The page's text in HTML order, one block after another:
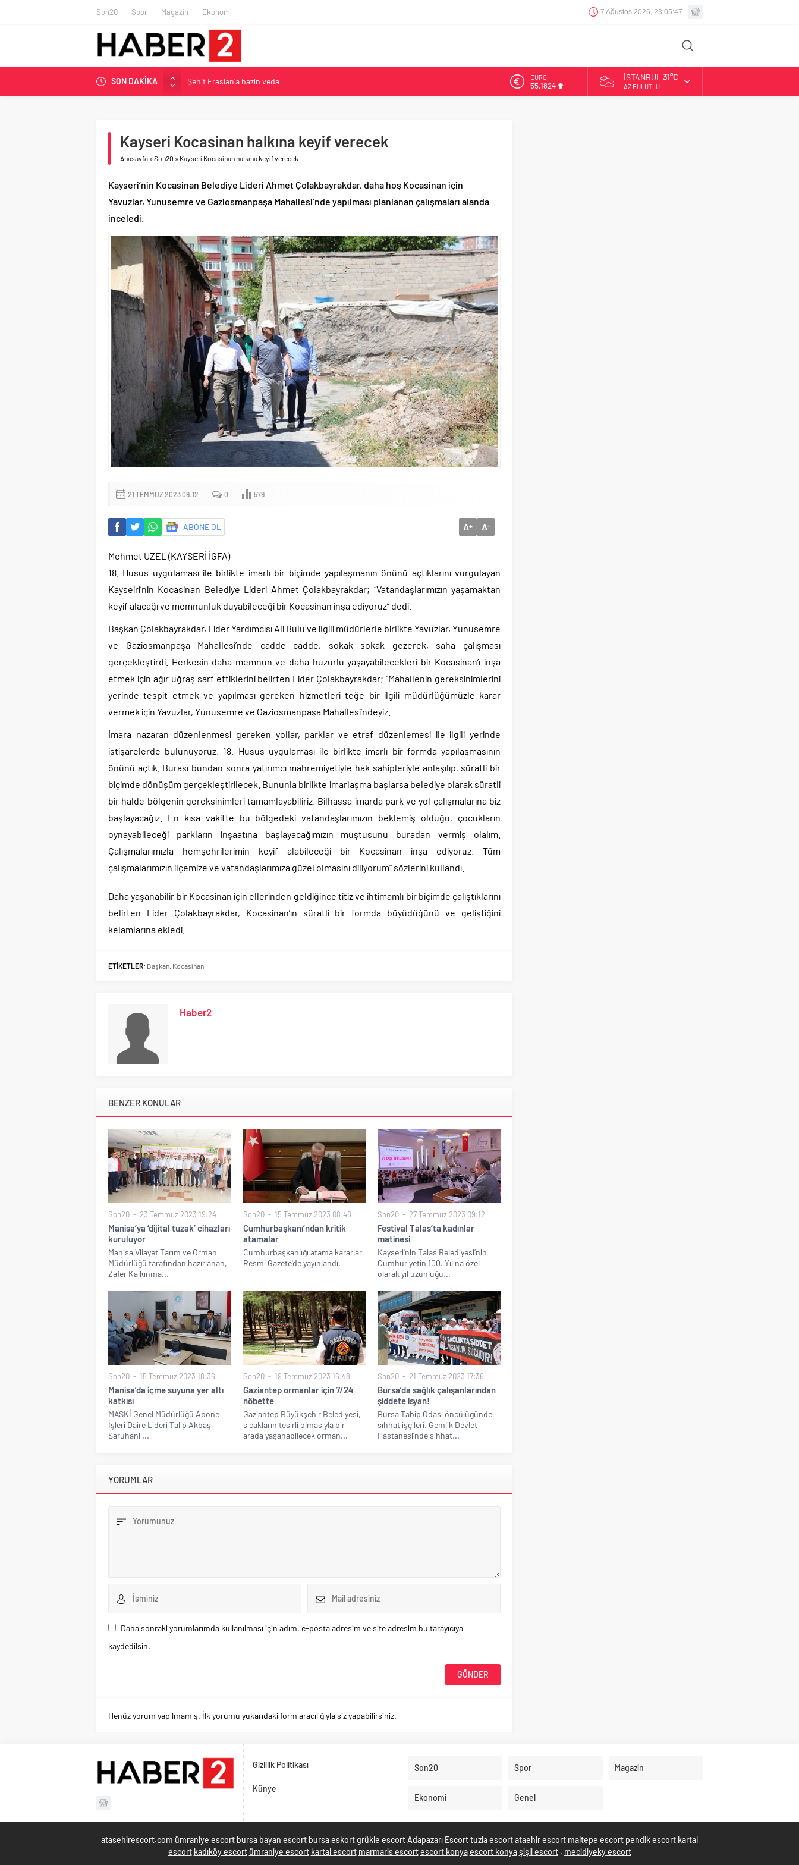
Son20 Spor Magazin Ekonomi 7 Ağustos 2026, 23:05:47
SON DAKİKA
Şehit Eraslan’a hazin veda
Toprak Razgatlıoğlu Çekya’da ikinci oldu
İzmit Belediyesi’nden Tepeköy’de asfalt mesaisi
EURO
55,1824
İSTANBUL 31°C
AZ BULUTLU
Kayseri Kocasinan halkına keyif verecek
Anasayfa »Son20 » Kayseri Kocasinan halkına keyif verecek
Kayseri’nin Kocasinan Belediye Lideri Ahmet Çolakbayrakdar, daha hoş Kocasinan için
Yavuzlar, Yunusemre ve Gaziosmanpaşa Mahallesi’nde yapılması planlanan çalışmaları alanda
inceledi.
21 TEMMUZ 2023 09:12 0 579
ABONE OL A+ A-
Mehmet UZEL (KAYSERİ İGFA)
18. Husus uygulaması ile birlikte imarlı bir biçimde yapılaşmanın önünü açtıklarını vurgulayan
Kayseiri’nin Kocasinan Belediye Lideri Ahmet Çolakbayrakdar; “Vatandaşlarımızın yaşamaktan
keyif alacağı ve memnunluk duyabileceği bir Kocasinan inşa ediyoruz” dedi.
Başkan Çolakbayrakdar, Lider Yardımcısı Ali Bulu ve ilgili müdürlerle birlikte Yavuzlar, Yunusemre
ve Gaziosmanpaşa Mahallesi’nde cadde cadde, sokak sokak gezerek, saha çalışması
gerçekleştirdi. Herkesin daha memnun ve daha huzurlu yaşayabilecekleri bir Kocasinan’ı inşa
etmek için ağır uğraş sarf ettiklerini belirten Lider Çolakbayrakdar; “Mahallenin gereksinimlerini
yerinde tespit etmek ve yapılması gereken hizmetleri teğe bir ilgili müdürlüğümüzle karar
vermek için Yavuzlar, Yunusemre ve Gaziosmanpaşa Mahallesi’ndeyiz.
İmara nazaran düzenlenmesi gereken yollar, parklar ve etraf düzenlemesi ile ilgili yerinde
istişarelerde bulunuyoruz. 18. Husus uygulaması ile birlikte imarlı bir formda yapılaşmasının
önünü açtık. Burası bundan sonra yatırımcı mahremiyetiyle hak sahipleriyle anlaşılıp, süratli bir
biçimde dönüşüm gerçekleştirilecek. Bununla birlikte imarlaşma başlarsa belediye olarak süratli
bir halde bölgenin gereksinimleri tamamlayabiliriz. Bilhassa imarda park ve yol çalışmalarına biz
başlayacağız. En kısa vakitte bu bölgedeki vatandaşlarımızın beklemiş olduğu, çocukların
oynayabileceği parkların inşaatına başlayacağımızın muştusunu buradan vermiş olalım.
Çalışmalarımızla hemşehrilerimin keyif alabileceği bir Kocasinan inşa ediyoruz. Tüm
çalışmalarımızın ilçemize ve vatandaşlarımıza güzel olmasını diliyorum” sözlerini kullandı.
Daha yaşanabilir bir Kocasinan için ellerinden geldiğince titiz ve ihtimamlı bir biçimde çalıştıklarını
belirten Lider Çolakbayrakdar, Kocasinan’ın süratli bir formda büyüdüğünü ve geliştiğini
kelamlarına ekledi.
ETİKETLER: Başkan, Kocasinan
Haber2
BENZER KONULAR
Son20 23 Temmuz 2023 19:24
Manisa’ya ‘dijital tuzak’ cihazları
kuruluyor
Manisa Vilayet Tarım ve Orman
Müdürlüğü tarafından hazırlanan,
Zafer Kalkınma...
Son20 15 Temmuz 2023 08:48
Cumhurbaşkanı’ndan kritik
atamalar
Cumhurbaşkanlığı atama kararları
Resmi Gazete'de yayınlandı.
Son20 27 Temmuz 2023 09:12
Festival Talas’ta kadınlar
matinesi
Kayseri'nin Talas Belediyesi’nin
Cumhuriyetin 100. Yılına özel
olarak yıl uzunluğu...
Son20 15 Temmuz 2023 18:36
Manisa’da içme suyuna yer altı
katkısı
MASKİ Genel Müdürlüğü Abone
İşleri Daire Lideri Talip Akbaş,
Saruhanlı...
Son20 19 Temmuz 2023 16:48
Gaziantep ormanlar için 7/24
nöbette
Gaziantep Büyükşehir Belediyesi,
sıcakların tesirli olmasıyla bir
arada yaşanabilecek orman...
Son20 21 Temmuz 2023 17:36
Bursa’da sağlık çalışanlarından
şiddete isyan!
Bursa Tabip Odası öncülüğünde
sıhhat işçileri, Gemlik Devlet
Hastanesi’nde sıhhat...
YORUMLAR
Daha sonraki yorumlarımda kullanılması için adım, e-posta adresim ve site adresim bu tarayıcıya
kaydedilsin.
Henüz yorum yapılmamış. İlk yorumu yukarıdaki form aracılığıyla siz yapabilirsiniz.
Gizlilik Politikası
Künye
Son20 Spor Magazin
Ekonomi Genel
atasehirescort.com ümraniye escort bursa bayan escort bursa eskortgrükle escortAdapazarı Escorttuzla escortataehir escort maltepe escort pendik escort kartal
escort kadıköy escort ümraniye escort kartal escort marmaris escort escort konya escort konya şişli escort, mecidiyeky escort